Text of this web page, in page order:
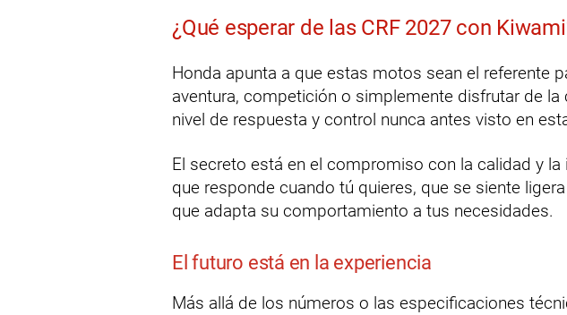
¿Qué esperar de las CRF 2027 con
Honda apunta a que estas motos sean el referente
aventura, competición o simplemente disfrutar de la
nivel de respuesta y control nunca antes visto en
El secreto está en el compromiso con la calidad y la
que responde cuando tú quieres, que se siente
que adapta su comportamiento a tus necesidades.
El futuro está en la experiencia
Más allá de los números o las especificaciones